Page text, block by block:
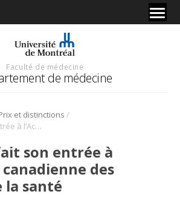
Faculté de médecine
de médecine
et distinctions /
Dr Seidah fait son entrée à l’Académie canadienne des sciences de la santé
son entrée à
canadienne des
la santé